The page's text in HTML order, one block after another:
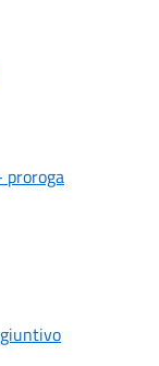
proroga